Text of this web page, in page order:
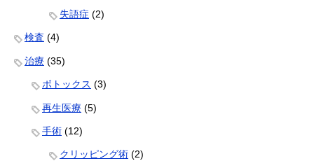
失語症 (2)
検査 (4)
治療 (35)
ボトックス (3)
再生医療 (5)
手術 (12)
クリッピング術 (2)